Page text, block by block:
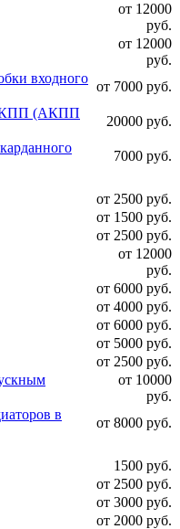
от 12000
руб.
от 12000
руб.
входного
от 7000 руб.
АКПП (АКПП
20000 руб.
7000 руб.
от 2500 руб.
от 1500 руб.
от 2500 руб.
от 12000
руб.
от 6000 руб.
от 4000 руб.
от 6000 руб.
от 5000 руб.
от 2500 руб.
от 10000
руб.
в
от 8000 руб.
1500 руб.
от 2500 руб.
от 3000 руб.
от 2000 руб.